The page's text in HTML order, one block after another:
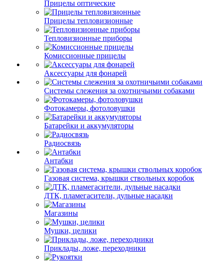
Прицелы оптические
Прицелы тепловизионные
Тепловизионные приборы
Комиссионные прицелы
Аксессуары для фонарей
Системы слежения за охотничьими собаками
Фотокамеры, фотоловушки
Батарейки и аккумуляторы
Радиосвязь
Антабки
Газовая система, крышки ствольных коробок
ДТК, пламегасители, дульные насадки
Магазины
Мушки, целики
Приклады, ложе, переходники